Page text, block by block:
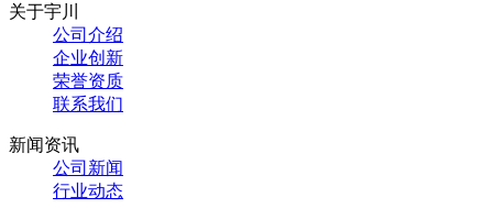
关于宇川
公司介绍
企业创新
荣誉资质
联系我们
新闻资讯
公司新闻
行业动态